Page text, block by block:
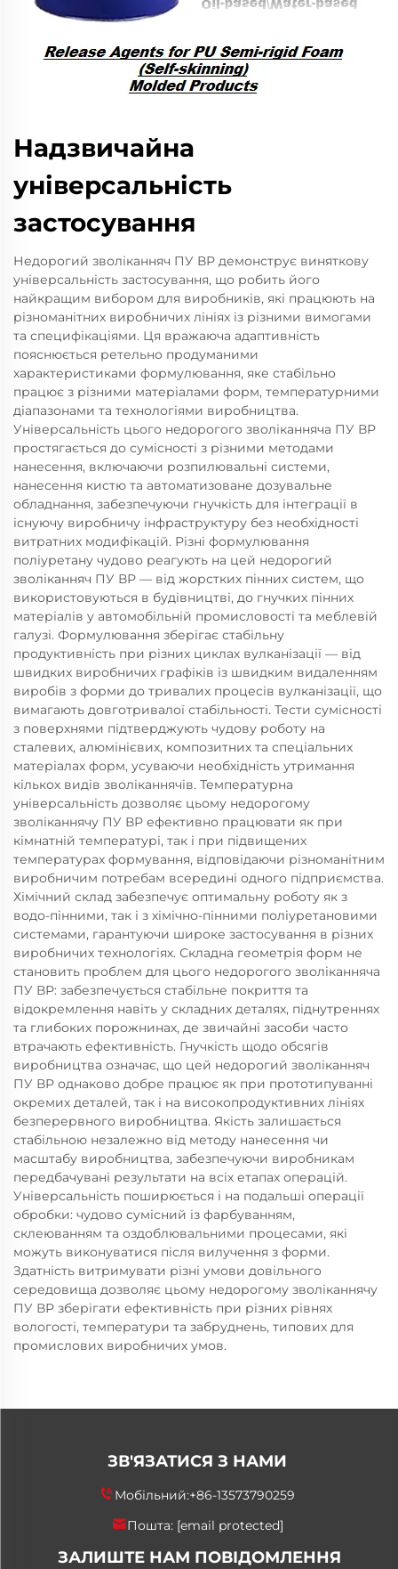
Надзвичайна
універсальність
застосування
Недорогий зволіканняч ПУ ВР демонструє виняткову
універсальність застосування, що робить його
найкращим вибором для виробників, які працюють на
різноманітних виробничих лініях із різними вимогами
та специфікаціями. Ця вражаюча адаптивність
пояснюється ретельно продуманими
характеристиками формулювання, яке стабільно
працює з різними матеріалами форм, температурними
діапазонами та технологіями виробництва.
Універсальність цього недорогого зволіканняча ПУ ВР
простягається до сумісності з різними методами
нанесення, включаючи розпилювальні системи,
нанесення кистю та автоматизоване дозувальне
обладнання, забезпечуючи гнучкість для інтеграції в
існуючу виробничу інфраструктуру без необхідності
витратних модифікацій. Різні формулювання
поліуретану чудово реагують на цей недорогий
зволіканняч ПУ ВР — від жорстких пінних систем, що
використовуються в будівництві, до гнучких пінних
матеріалів у автомобільній промисловості та меблевій
галузі. Формулювання зберігає стабільну
продуктивність при різних циклах вулканізації — від
швидких виробничих графіків із швидким видаленням
виробів з форми до тривалих процесів вулканізації, що
вимагають довготривалої стабільності. Тести сумісності
з поверхнями підтверджують чудову роботу на
сталевих, алюмінієвих, композитних та спеціальних
матеріалах форм, усуваючи необхідність утримання
кількох видів зволіканнячів. Температурна
універсальність дозволяє цьому недорогому
зволіканнячу ПУ ВР ефективно працювати як при
кімнатній температурі, так і при підвищених
температурах формування, відповідаючи різноманітним
виробничим потребам всередині одного підприємства.
Хімічний склад забезпечує оптимальну роботу як з
водо-пінними, так і з хімічно-пінними поліуретановими
системами, гарантуючи широке застосування в різних
виробничих технологіях. Складна геометрія форм не
становить проблем для цього недорогого зволіканняча
ПУ ВР: забезпечується стабільне покриття та
відокремлення навіть у складних деталях, піднутреннях
та глибоких порожнинах, де звичайні засоби часто
втрачають ефективність. Гнучкість щодо обсягів
виробництва означає, що цей недорогий зволіканняч
ПУ ВР однаково добре працює як при прототипуванні
окремих деталей, так і на високопродуктивних лініях
безперервного виробництва. Якість залишається
стабільною незалежно від методу нанесення чи
масштабу виробництва, забезпечуючи виробникам
передбачувані результати на всіх етапах операцій.
Універсальність поширюється і на подальші операції
обробки: чудово сумісний із фарбуванням,
склеюванням та оздоблювальними процесами, які
можуть виконуватися після вилучення з форми.
Здатність витримувати різні умови довільного
середовища дозволяє цьому недорогому зволіканнячу
ПУ ВР зберігати ефективність при різних рівнях
вологості, температури та забруднень, типових для
промислових виробничих умов.
ЗВ'ЯЗАТИСЯ З НАМИ
Мобільний:+86-13573790259
Пошта: [email protected]
ЗАЛИШТЕ НАМ ПОВІДОМЛЕННЯ